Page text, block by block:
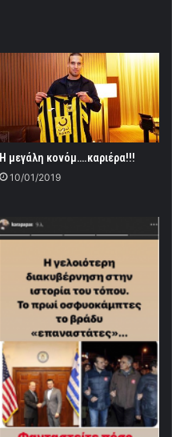
Η μεγάλη κονόμ….καριέρα!!!
10/01/2019